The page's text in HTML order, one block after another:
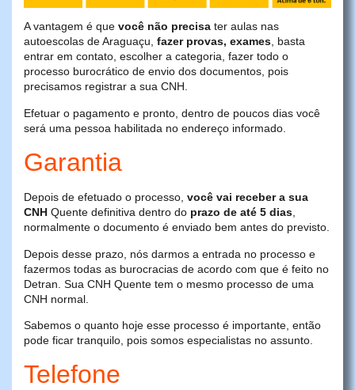
A vantagem é que você não precisa ter aulas nas
autoescolas de Araguaçu, fazer provas, exames, basta
entrar em contato, escolher a categoria, fazer todo o
processo burocrático de envio dos documentos, pois
precisamos registrar a sua CNH.
Efetuar o pagamento e pronto, dentro de poucos dias você
será uma pessoa habilitada no endereço informado.
Garantia
Depois de efetuado o processo, você vai receber a sua
CNH Quente definitiva dentro do prazo de até 5 dias,
normalmente o documento é enviado bem antes do previsto.
Depois desse prazo, nós darmos a entrada no processo e
fazermos todas as burocracias de acordo com que é feito no
Detran. Sua CNH Quente tem o mesmo processo de uma
CNH normal.
Sabemos o quanto hoje esse processo é importante, então
pode ficar tranquilo, pois somos especialistas no assunto.
Telefone